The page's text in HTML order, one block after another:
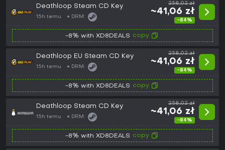
Deathloop Steam CD Key
15h temu DRM:
258,02 zł
~41,06 zł
-84%
-8% with XD8DEALS copy
Deathloop EU Steam CD Key
15h temu DRM:
258,02 zł
~41,06 zł
-84%
-8% with XD8DEALS copy
Deathloop Steam CD Key
15h temu DRM:
258,02 zł
~41,06 zł
-84%
-8% with XD8DEALS copy